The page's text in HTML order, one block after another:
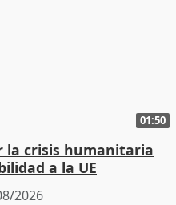
01:50
la crisis humanitaria
a la UE
2026